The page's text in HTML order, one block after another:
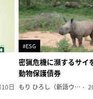
日
#ESG
密猟危機に瀕するサイ
動物保護債券
もり ひろし（新語ウォッチャー）